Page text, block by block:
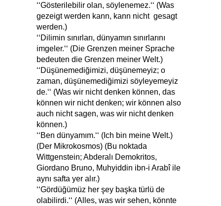
‘‘Gösterilebilir olan, söylenemez.‘‘ (Was
gezeigt werden kann, kann nicht gesagt
werden.)
‘‘Dilimin sınırları, dünyamın sınırlarını
imgeler.‘‘ (Die Grenzen meiner Sprache
bedeuten die Grenzen meiner Welt.)
‘‘Düşünemediğimizi, düşünemeyiz; o
zaman, düşünemediğimizi söyleyemeyiz
de.‘‘ (Was wir nicht denken können, das
können wir nicht denken; wir können also
auch nicht sagen, was wir nicht denken
können.)
‘‘Ben dünyamım.‘‘ (Ich bin meine Welt.)
(Der Mikrokosmos) (Bu noktada
Wittgenstein; Abderalı Demokritos,
Giordano Bruno, Muhyiddin ibn-i Arabî ile
aynı safta yer alır.)
‘‘Gördüğümüz her şey başka türlü de
olabilirdi.‘‘ (Alles, was wir sehen, könnte